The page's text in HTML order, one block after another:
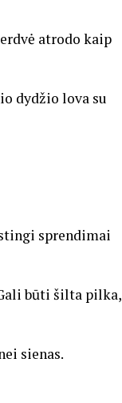
atrodo kaip
dydžio lova su
sprendimai
būti šilta pilka,
sienas.